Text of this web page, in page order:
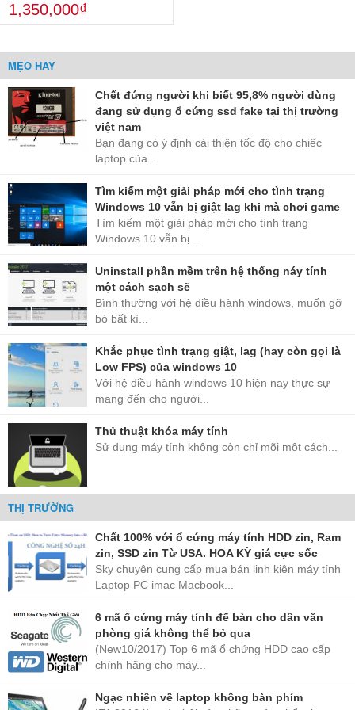
1,350,000₫
MẸO HAY
Chết đứng người khi biết 95,8% người dùng
đang sử dụng ổ cứng ssd fake tại thị trường
việt nam
Bạn đang có ý định cải thiện tốc độ cho chiếc
laptop của...
Tìm kiếm một giải pháp mới cho tình trạng
Windows 10 vẫn bị giật lag khi mà chơi game
Tìm kiếm một giải pháp mới cho tình trạng
Windows 10 vẫn bị...
Uninstall phần mềm trên hệ thống náy tính
một cách sạch sẽ
Bình thường với hệ điều hành windows, muốn gỡ
bỏ bất kì...
Khắc phục tình trạng giật, lag (hay còn gọi là
Low FPS) của windows 10
Với hệ điều hành windows 10 hiện nay thực sự
mang đến cho người...
Thủ thuật khóa máy tính
Sử dụng máy tính không còn chỉ mõi một cách...
THỊ TRƯỜNG
Chất 100% với ổ cứng máy tính HDD zin, Ram
zin, SSD zin Từ USA. HOA KỲ giá cực sốc
Sky chuyên cung cấp mua bán linh kiện máy tính
Laptop PC imac Macbook...
6 mã ổ cứng máy tính để bàn cho dân văn
phòng giá không thể bỏ qua
(New10/2017) Top 6 mã ổ chứng HDD cao cấp
chính hãng cho máy...
Ngạc nhiên về laptop không bàn phím